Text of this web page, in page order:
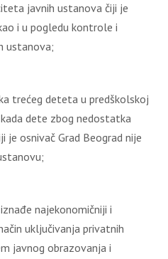
javnih ustanova čiji je
i u pogledu kontrole i
ustanova;
trećeg deteta u predškolskoj
dete zbog nedostatka
je osnivač Grad Beograd nije
najekonomičniji i
uključivanja privatnih
javnog obrazovanja i